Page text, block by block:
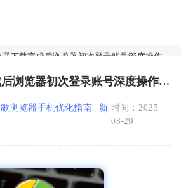
下载完成后浏览器初次登录账号深度操作教程
谷歌浏览器下载完成后浏览器初次登录账号深度操作教程
浏览器手机优化指南 - 新 时间：2025-
08-29